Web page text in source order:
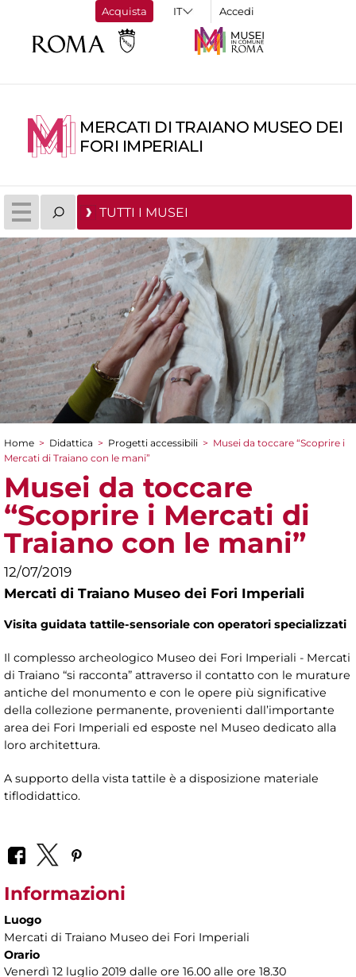
Acquista Accedi
MERCATI DI TRAIANO MUSEO DEI
FORI IMPERIALI
TUTTI I MUSEI
Tu sei qui
Home > Didattica > Progetti accessibili > Musei da toccare “Scoprire i
Mercati di Traiano con le mani”
Musei da toccare
“Scoprire i Mercati di
Traiano con le mani”
12/07/2019
Mercati di Traiano Museo dei Fori Imperiali
Visita guidata tattile-sensoriale con operatori specializzati
Il complesso archeologico Museo dei Fori Imperiali - Mercati
di Traiano “si racconta” attraverso il contatto con le murature
antiche del monumento e con le opere più significative
della collezione permanente, provenienti dall’importante
area dei Fori Imperiali ed esposte nel Museo dedicato alla
loro architettura.
A supporto della vista tattile è a disposizione materiale
tiflodidattico.
Informazioni
Luogo
Mercati di Traiano Museo dei Fori Imperiali
Orario
Venerdì 12 luglio 2019 dalle ore 16.00 alle ore 18.30